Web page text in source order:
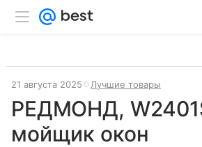
21 августа 2025 Лучшие товары
РЕДМОНД,
мойщик окон